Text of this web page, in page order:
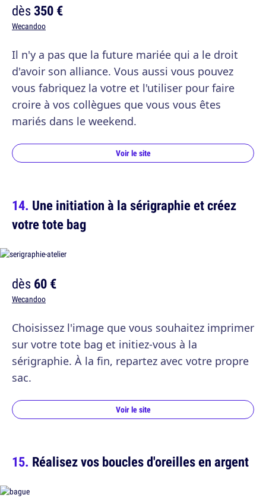
dès350 €
Wecandoo
Il n'y a pas que la future mariée qui a le droit
d'avoir son alliance. Vous aussi vous pouvez
vous fabriquez la votre et l'utiliser pour faire
croire à vos collègues que vous vous êtes
mariés dans le weekend.
Voir le site
Une initiation à la sérigraphie et créez
votre tote bag
dès60 €
Wecandoo
Choisissez l'image que vous souhaitez imprimer
sur votre tote bag et initiez-vous à la
sérigraphie. À la fin, repartez avec votre propre
sac.
Voir le site
Réalisez vos boucles d'oreilles en argent